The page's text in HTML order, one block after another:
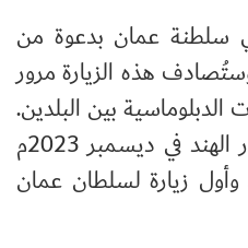
سلطنة عمان بدعوة من
هذه الزيارة مرور
الدبلوماسية بين البلدين.
وكان السلطان هيثم قد زار الهند في ديسمبر 2023م
وأول زيارة لسلطان عمان